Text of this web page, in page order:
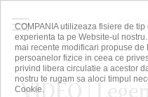
VIDEO |
COMPANIA utilizeaza fisiere de
experienta ta pe Website-ul
mai recente modificari propuse
persoanelor fizice in ceea ce
privind libera circulatie a acestor
nostru te rugam sa aloci timpul
Cookie.